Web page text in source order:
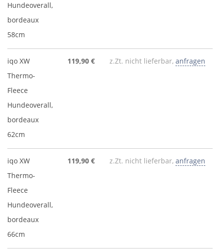
Hundeoverall,
bordeaux
58cm
iqo XW
Thermo-
Fleece
Hundeoverall,
bordeaux
62cm
119,90 € z.Zt. nicht lieferbar, anfragen
iqo XW
Thermo-
Fleece
Hundeoverall,
bordeaux
66cm
119,90 € z.Zt. nicht lieferbar, anfragen